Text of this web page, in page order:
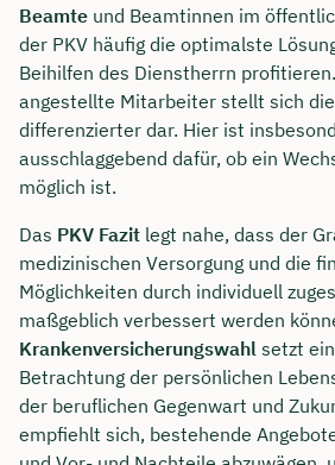
Beamte und Beamtinnen im
der PKV häufig die optimalste
Beihilfen des Dienstherrn
angestellte Mitarbeiter stellt sich
differenzierter dar. Hier ist
ausschlaggebend dafür, ob ein
möglich ist.
Das PKV Fazit legt nahe, dass der
medizinischen Versorgung und die
Möglichkeiten durch individuell
maßgeblich verbessert werden
Krankenversicherungswahl setzt
Betrachtung der persönlichen
der beruflichen Gegenwart und
empfiehlt sich, bestehende